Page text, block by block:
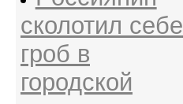
сколотил себе
гроб в
городской